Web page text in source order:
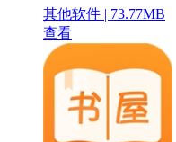
其他软件 | 73.77MB
查看